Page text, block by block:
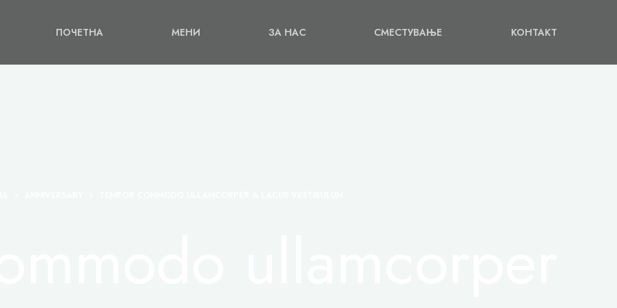
ПОЧЕТНА МЕНИ ЗА НАС СМЕСТУВАЊЕ КОНТАКТ